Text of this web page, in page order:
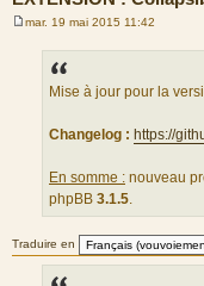
mar. 19 mai 2015 11:42
Mise à jour pour la
Changelog : https://
En somme : nouveau
phpBB 3.1.5.
Traduire en